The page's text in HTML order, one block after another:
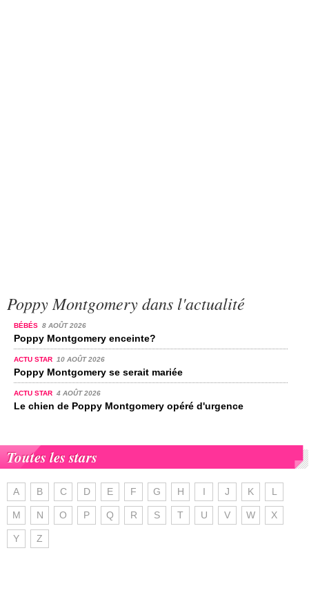
Poppy Montgomery dans l'actualité
BÉBÉS 8 AOÛT 2026
Poppy Montgomery enceinte?
ACTU STAR 10 AOÛT 2026
Poppy Montgomery se serait mariée
ACTU STAR 4 AOÛT 2026
Le chien de Poppy Montgomery opéré d'urgence
Toutes les stars
A B C D E F G H I J K L
M N O P Q R S T U V W X
Y Z